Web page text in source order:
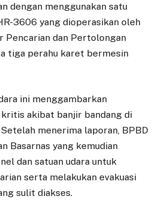
dengan menggunakan satu
3606 yang dioperasikan oleh
Pencarian dan Pertolongan
tiga perahu karet bermesin
ini menggambarkan
akibat banjir bandang di
menerima laporan, BPBD
Basarnas yang kemudian
dan satuan udara untuk
serta melakukan evakuasi
sulit diakses.